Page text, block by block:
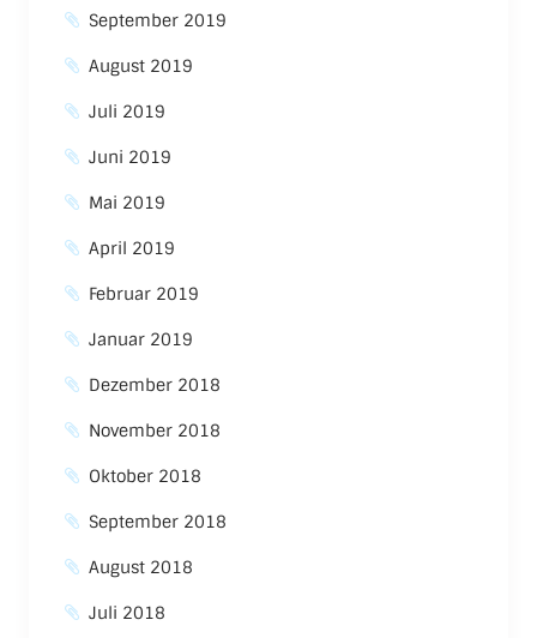
September 2019
August 2019
Juli 2019
Juni 2019
Mai 2019
April 2019
Februar 2019
Januar 2019
Dezember 2018
November 2018
Oktober 2018
September 2018
August 2018
Juli 2018